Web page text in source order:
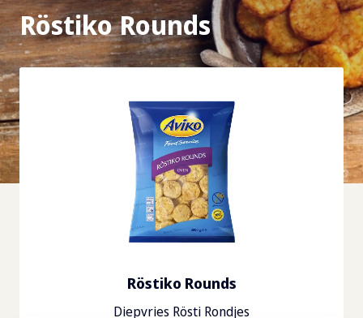
Röstiko Rounds
Röstiko Rounds
Diepvries Rösti Rondjes